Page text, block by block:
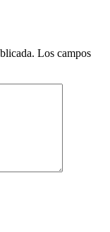
Los campos